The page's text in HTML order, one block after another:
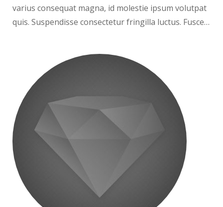
varius consequat magna, id molestie ipsum volutpat
quis. Suspendisse consectetur fringilla luctus. Fusce…